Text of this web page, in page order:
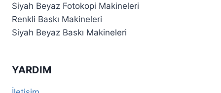
Siyah Beyaz Fotokopi Makineleri
Renkli Baskı Makineleri
Siyah Beyaz Baskı Makineleri
YARDIM